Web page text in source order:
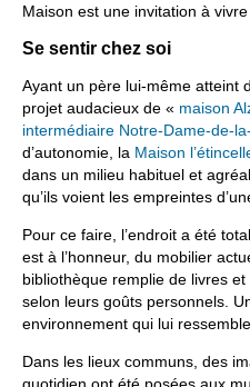
Maison est une invitation à
Se sentir chez soi
Ayant un père lui-même atteint
projet audacieux de « maison
intermédiaire Notre-Dame-de-
d’autonomie, la Maison
dans un milieu habituel et
qu’ils voient les empreintes
Pour ce faire, l’endroit a été
est à l’honneur, du mobilier
bibliothèque remplie de livres
selon leurs goûts personnels.
environnement qui lui
Dans les lieux communs, des